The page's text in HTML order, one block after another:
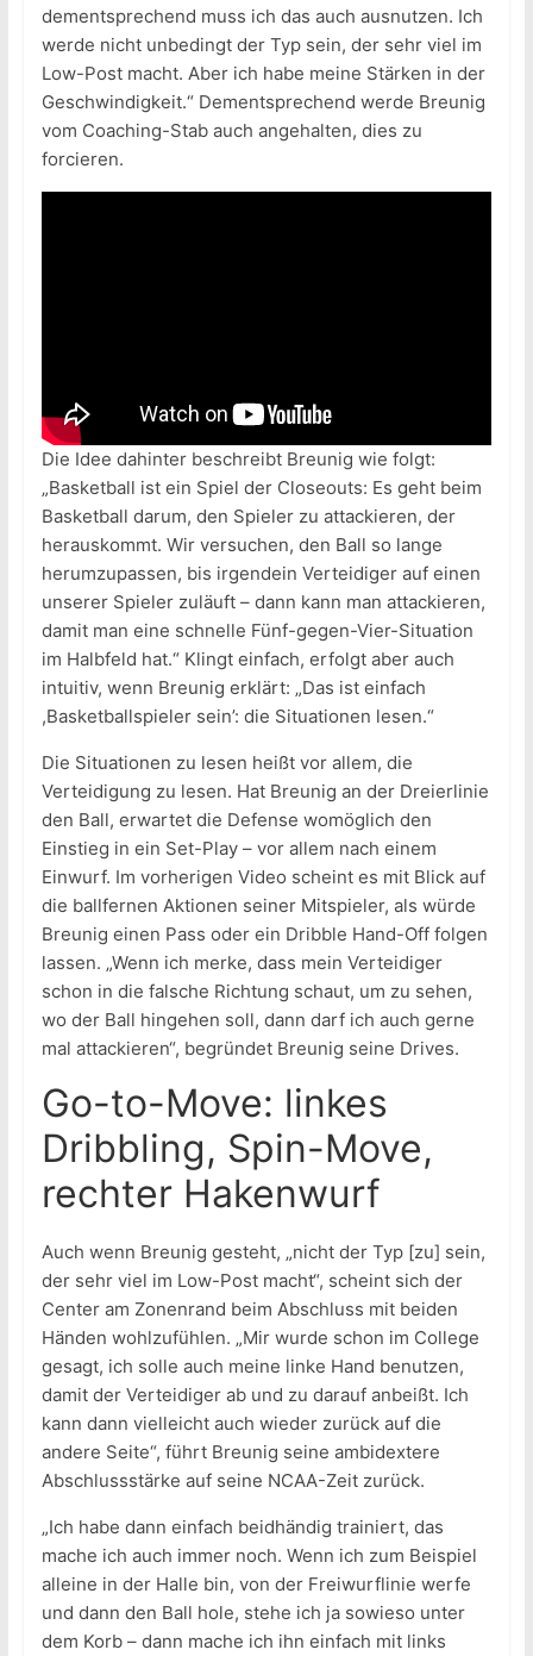
dementsprechend muss ich das auch ausnutzen. Ich
werde nicht unbedingt der Typ sein, der sehr viel im
Low-Post macht. Aber ich habe meine Stärken in der
Geschwindigkeit.“ Dementsprechend werde Breunig
vom Coaching-Stab auch angehalten, dies zu
forcieren.
Die Idee dahinter beschreibt Breunig wie folgt:
„Basketball ist ein Spiel der Closeouts: Es geht beim
Basketball darum, den Spieler zu attackieren, der
herauskommt. Wir versuchen, den Ball so lange
herumzupassen, bis irgendein Verteidiger auf einen
unserer Spieler zuläuft – dann kann man attackieren,
damit man eine schnelle Fünf-gegen-Vier-Situation
im Halbfeld hat.“ Klingt einfach, erfolgt aber auch
intuitiv, wenn Breunig erklärt: „Das ist einfach
,Basketballspieler sein’: die Situationen lesen.“
Die Situationen zu lesen heißt vor allem, die
Verteidigung zu lesen. Hat Breunig an der Dreierlinie
den Ball, erwartet die Defense womöglich den
Einstieg in ein Set-Play – vor allem nach einem
Einwurf. Im vorherigen Video scheint es mit Blick auf
die ballfernen Aktionen seiner Mitspieler, als würde
Breunig einen Pass oder ein Dribble Hand-Off folgen
lassen. „Wenn ich merke, dass mein Verteidiger
schon in die falsche Richtung schaut, um zu sehen,
wo der Ball hingehen soll, dann darf ich auch gerne
mal attackieren“, begründet Breunig seine Drives.
Go-to-Move: linkes
Dribbling, Spin-Move,
rechter Hakenwurf
Auch wenn Breunig gesteht, „nicht der Typ [zu] sein,
der sehr viel im Low-Post macht“, scheint sich der
Center am Zonenrand beim Abschluss mit beiden
Händen wohlzufühlen. „Mir wurde schon im College
gesagt, ich solle auch meine linke Hand benutzen,
damit der Verteidiger ab und zu darauf anbeißt. Ich
kann dann vielleicht auch wieder zurück auf die
andere Seite“, führt Breunig seine ambidextere
Abschlussstärke auf seine NCAA-Zeit zurück.
„Ich habe dann einfach beidhändig trainiert, das
mache ich auch immer noch. Wenn ich zum Beispiel
alleine in der Halle bin, von der Freiwurflinie werfe
und dann den Ball hole, stehe ich ja sowieso unter
dem Korb – dann mache ich ihn einfach mit links